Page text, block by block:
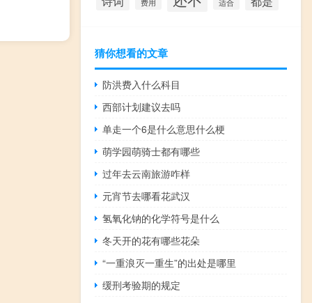
费用 适合
猜你想看的文章
防洪费入什么科目
西部计划建议去吗
单走一个6是什么意思什么梗
萌学园萌骑士都有哪些
过年去云南旅游咋样
元宵节去哪看花武汉
氢氧化钠的化学符号是什么
冬天开的花有哪些花朵
“一重浪灭一重生”的出处是哪里
缓刑考验期的规定